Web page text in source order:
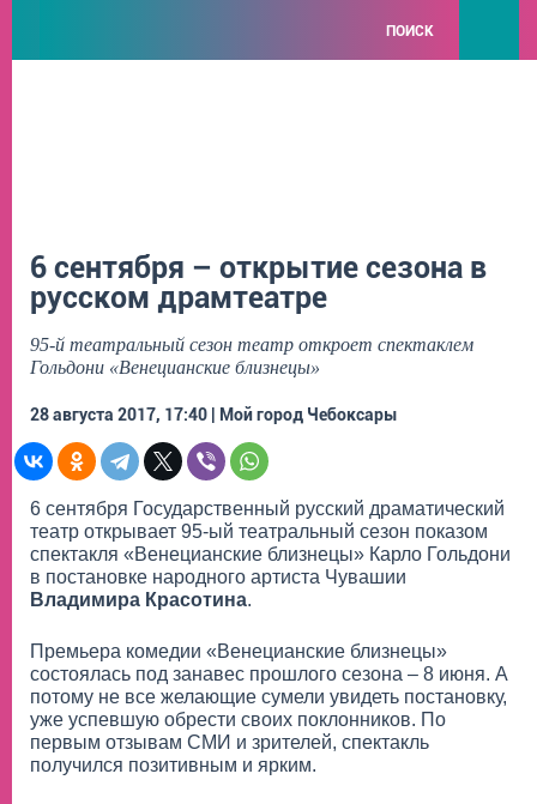
ПОИСК
6 сентября – открытие сезона в
русском драмтеатре
95-й театральный сезон театр откроет спектаклем
Гольдони «Венецианские близнецы»
28 августа 2017, 17:40 | Мой город Чебоксары
6 сентября Государственный русский драматический
театр открывает 95-ый театральный сезон показом
спектакля «Венецианские близнецы» Карло Гольдони
в постановке народного артиста Чувашии
Владимира Красотина.
Премьера комедии «Венецианские близнецы»
состоялась под занавес прошлого сезона – 8 июня. А
потому не все желающие сумели увидеть постановку,
уже успевшую обрести своих поклонников. По
первым отзывам СМИ и зрителей, спектакль
получился позитивным и ярким.